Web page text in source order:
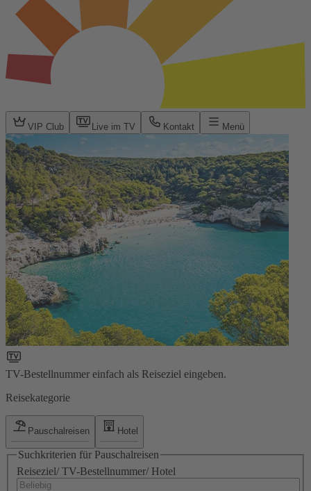
VIP Club Live im TV Kontakt Menü
TV-Bestellnummer einfach als Reiseziel eingeben.
Reisekategorie
Pauschalreisen Hotel
Suchkriterien für Pauschalreisen
Reiseziel/ TV-Bestellnummer/ Hotel